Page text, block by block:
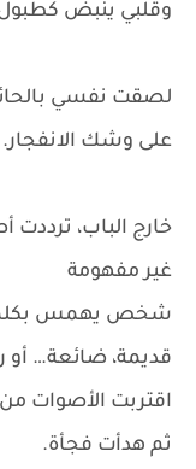
وقلبي ينبض
لصقت نفسي
على وشك الانفجار.
خارج الباب،
غير مفهومة
شخص يهمس
قديمة، ضائعة… أو
اقتربت الأصوات
ثم هدأت فجأة.